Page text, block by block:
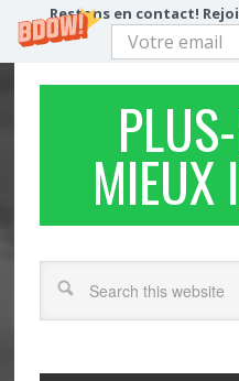
Restons en contact!
MIEUX